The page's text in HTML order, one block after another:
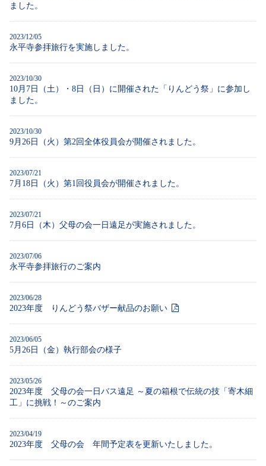
ました。
2023/12/05
永平寺参拝旅行を実施しました。
2023/10/30
10月7日（土）・8日（日）に開催された「りんどう祭」に参加し
ました。
2023/10/30
9月26日（火）第2回全体役員会が開催されました。
2023/07/21
7月18日（火）第1回役員会が開催されました。
2023/07/21
7月6日（木）父母の会一日遠足が実施されました。
2023/07/06
永平寺参拝旅行のご案内
2023/06/28
2023年度 りんどう祭バザー献品のお願い
2023/06/05
5月26日（金）執行部会の様子
2023/05/26
2023年度 父母の会一日バス遠足 ～夏の箱根で伝統の技「寄木細
工」に挑戦！～のご案内
2023/04/19
2023年度 父母の会 年間予定表を更新いたしました。